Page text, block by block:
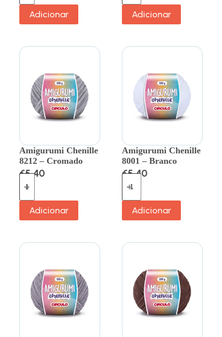
Adicionar Adicionar
Amigurumi Chenille
8212 – Cromado
€5.40
Adicionar
Amigurumi Chenille
8001 – Branco
€5.40
Adicionar